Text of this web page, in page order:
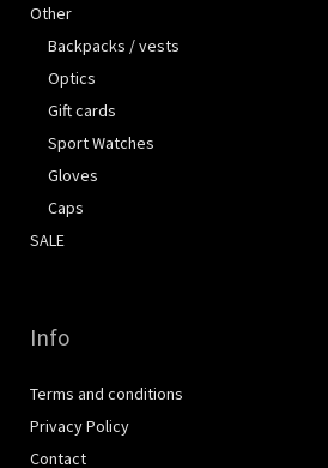
Other
Backpacks / vests
Optics
Gift cards
Sport Watches
Gloves
Caps
SALE
Info
Terms and conditions
Privacy Policy
Contact